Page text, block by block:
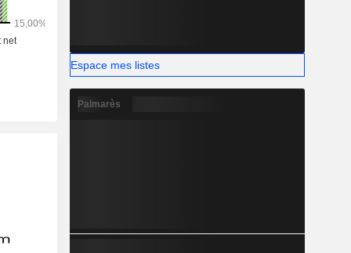
Espace mes listes
Palmarès